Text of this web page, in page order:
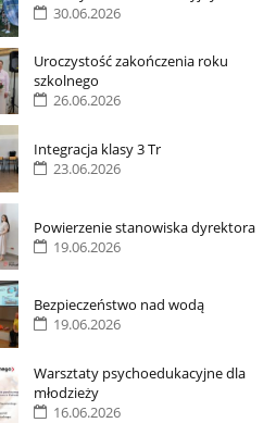
30.06.2026
Uroczystość zakończenia roku
szkolnego
26.06.2026
Integracja klasy 3 Tr
23.06.2026
Powierzenie stanowiska dyrektora
19.06.2026
Bezpieczeństwo nad wodą
19.06.2026
Warsztaty psychoedukacyjne dla
młodzieży
16.06.2026